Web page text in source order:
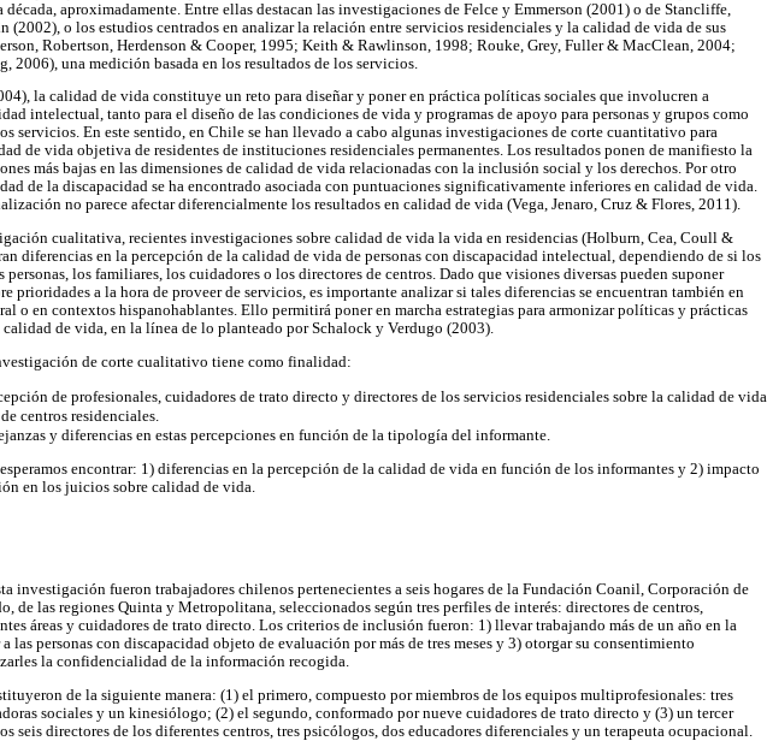
década, aproximadamente. Entre ellas destacan las investigaciones de Felce y Emmerson (2001) o de Stancliffe,
(2002), o los estudios centrados en analizar la relación entre servicios residenciales y la calidad de vida de sus
Robertson, Herdenson & Cooper, 1995; Keith & Rawlinson, 1998; Rouke, Grey, Fuller & MacClean, 2004;
2006), una medición basada en los resultados de los servicios.
la calidad de vida constituye un reto para diseñar y poner en práctica políticas sociales que involucren a
intelectual, tanto para el diseño de las condiciones de vida y programas de apoyo para personas y grupos como
servicios. En este sentido, en Chile se han llevado a cabo algunas investigaciones de corte cuantitativo para
de vida objetiva de residentes de instituciones residenciales permanentes. Los resultados ponen de manifiesto la
más bajas en las dimensiones de calidad de vida relacionadas con la inclusión social y los derechos. Por otro
de la discapacidad se ha encontrado asociada con puntuaciones significativamente inferiores en calidad de vida.
no parece afectar diferencialmente los resultados en calidad de vida (Vega, Jenaro, Cruz & Flores, 2011).
cualitativa, recientes investigaciones sobre calidad de vida la vida en residencias (Holburn, Cea, Coull &
diferencias en la percepción de la calidad de vida de personas con discapacidad intelectual, dependiendo de si los
personas, los familiares, los cuidadores o los directores de centros. Dado que visiones diversas pueden suponer
prioridades a la hora de proveer de servicios, es importante analizar si tales diferencias se encuentran también en
o en contextos hispanohablantes. Ello permitirá poner en marcha estrategias para armonizar políticas y prácticas
calidad de vida, en la línea de lo planteado por Schalock y Verdugo (2003).
de corte cualitativo tiene como finalidad:
de profesionales, cuidadores de trato directo y directores de los servicios residenciales sobre la calidad de vida
centros residenciales.
y diferencias en estas percepciones en función de la tipología del informante.
encontrar: 1) diferencias en la percepción de la calidad de vida en función de los informantes y 2) impacto
en los juicios sobre calidad de vida.
investigación fueron trabajadores chilenos pertenecientes a seis hogares de la Fundación Coanil, Corporación de
de las regiones Quinta y Metropolitana, seleccionados según tres perfiles de interés: directores de centros,
áreas y cuidadores de trato directo. Los criterios de inclusión fueron: 1) llevar trabajando más de un año en la
las personas con discapacidad objeto de evaluación por más de tres meses y 3) otorgar su consentimiento
la confidencialidad de la información recogida.
de la siguiente manera: (1) el primero, compuesto por miembros de los equipos multiprofesionales: tres
sociales y un kinesiólogo; (2) el segundo, conformado por nueve cuidadores de trato directo y (3) un tercer
seis directores de los diferentes centros, tres psicólogos, dos educadores diferenciales y un terapeuta ocupacional.